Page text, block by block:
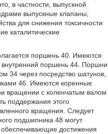
в частности, выпускной
выпускные клапаны,
для снижения токсичности
каталитические
поршень 40. Имеются
поршень 44. Поршни
34 через посредство шатунов,
46. Имеются коренные
вращении с коленчатым валом
поддержания этого
вращения. Следует
подшипника 48 могут
достижения